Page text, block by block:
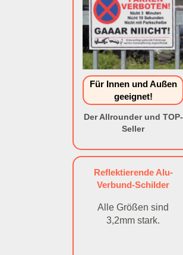
Für Innen und Außen
geeignet!
Der Allrounder und TOP-
Seller
Reflektierende Alu-
Verbund-Schilder
Alle Größen sind
3,2mm stark.